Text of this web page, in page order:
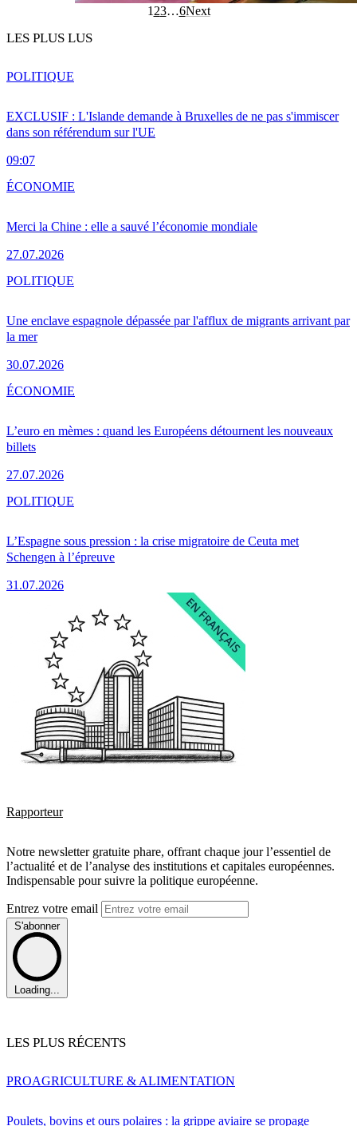
1 23…6Next
LES PLUS LUS
EXCLUSIF : L'Islande demande à Bruxelles de ne pas s'immiscer
dans son référendum sur l'UE
09:07
POLITIQUE
Merci la Chine : elle a sauvé l’économie mondiale
27.07.2026
ÉCONOMIE
Une enclave espagnole dépassée par l'afflux de migrants arrivant par
la mer
30.07.2026
POLITIQUE
L’euro en mèmes : quand les Européens détournent les nouveaux
billets
27.07.2026
ÉCONOMIE
L’Espagne sous pression : la crise migratoire de Ceuta met
Schengen à l’épreuve
31.07.2026
POLITIQUE
Rapporteur
Notre newsletter gratuite phare, offrant chaque jour l’essentiel de
l’actualité et de l’analyse des institutions et capitales européennes.
Indispensable pour suivre la politique européenne.
Entrez votre email
S'abonner
Loading...
LES PLUS RÉCENTS
Poulets, bovins et ours polaires : la grippe aviaire se propage
PROAGRICULTURE & ALIMENTATION